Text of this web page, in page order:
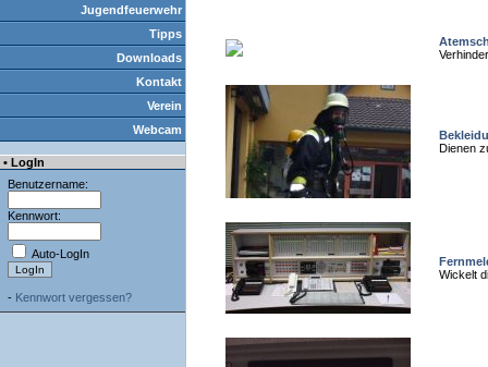
Jugendfeuerwehr
Tipps
Downloads
Kontakt
Verein
Webcam
• LogIn
Benutzername:
Kennwort:
Auto-LogIn
- Kennwort vergessen?
Dienen
Wickelt